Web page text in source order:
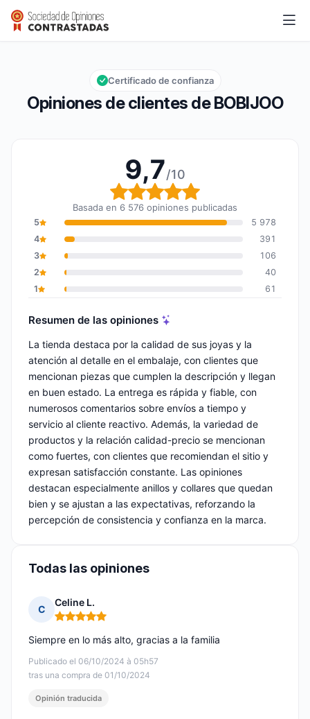
BOBIJOO
Calificación global: 9,7 de 10
9,7/10
Opiniones de clientes de BOBIJOO
Certificado de confianza
9,7/10
Calificación global: 9,7
Basada en 6 576 opiniones publicadas
5
5 978
4
391
3
106
2
40
1
61
Resumen de las opiniones
La tienda destaca por la calidad de sus joyas y la
atención al detalle en el embalaje, con clientes que
mencionan piezas que cumplen la descripción y llegan
en buen estado. La entrega es rápida y fiable, con
numerosos comentarios sobre envíos a tiempo y
servicio al cliente reactivo. Además, la variedad de
productos y la relación calidad-precio se mencionan
como fuertes, con clientes que recomiendan el sitio y
expresan satisfacción constante. Las opiniones
destacan especialmente anillos y collares que quedan
bien y se ajustan a las expectativas, reforzando la
percepción de consistencia y confianza en la marca.
Todas las opiniones
C
Celine L.
Nota: 5 de 5
Publicado el 06/10/2024 à 05h57
tras una compra de 01/10/2024
Siempre en lo más alto, gracias a la familia
Opinión traducida